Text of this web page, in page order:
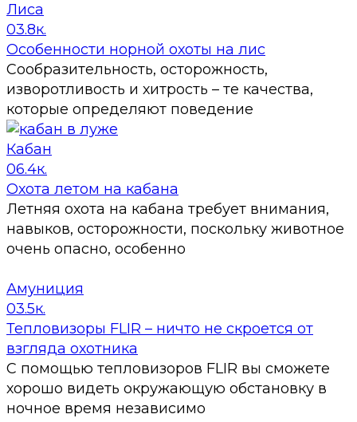
Лиса
03.8к.
Особенности норной охоты на лис
Сообразительность, осторожность,
изворотливость и хитрость – те качества,
которые определяют поведение
Кабан
06.4к.
Охота летом на кабана
Летняя охота на кабана требует внимания,
навыков, осторожности, поскольку животное
очень опасно, особенно
Амуниция
03.5к.
Тепловизоры FLIR – ничто не скроется от
взгляда охотника
С помощью тепловизоров FLIR вы сможете
хорошо видеть окружающую обстановку в
ночное время независимо